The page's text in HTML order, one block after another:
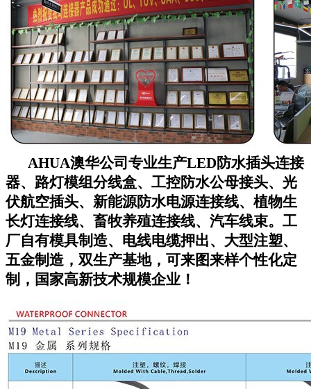
AHUA澳华公司专业生产LED防水插头连接
器、路灯模组分线盒、工控防水公母接头、光
伏航空插头、新能源防水电源连接线、植物生
长灯连接线、畜牧养殖连接线、汽车线束。工
厂自有模具制造、电线电缆押出、大型注塑、
五金制造，双生产基地，可来图来样个性化定
制，国家高新技术规模企业！